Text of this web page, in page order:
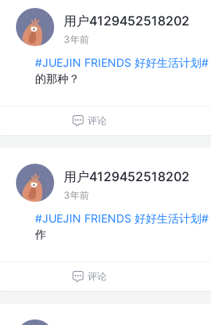
用户4129452518202
3年前
#JUEJIN FRIENDS 好好生活计划#
的那种？
评论
用户4129452518202
3年前
#JUEJIN FRIENDS 好好生活计划#
作
评论